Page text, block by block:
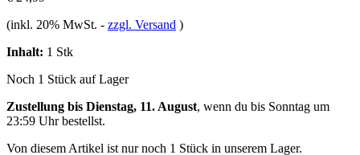
(inkl. 20% MwSt. - zzgl. Versand )
Inhalt: 1 Stk
Noch 1 Stück auf Lager
Zustellung bis Dienstag, 11. August, wenn du bis Sonntag um
23:59 Uhrbestellst.
Von diesem Artikel ist nur noch 1 Stück in unserem Lager.